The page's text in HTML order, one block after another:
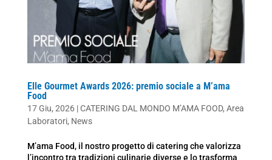
Elle Gourmet Awards 2026: premio sociale a M’ama
Food
17 Giu, 2026|CATERING DAL MONDO M’AMA FOOD, Area
Laboratori, News
M’ama Food, il nostro progetto di catering che valorizza
l’incontro tra tradizioni culinarie diverse e lo trasforma